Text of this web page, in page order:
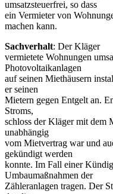
umsatzsteuerfrei, so dass
ein Vermieter von
machen kann.
Sachverhalt: Der Kläger
vermietete Wohnungen
Photovoltaikanlagen
auf seinen Miethäusern
er seinen
Mietern gegen Entgelt an.
Stroms,
schloss der Kläger mit dem
unabhängig
vom Mietvertrag war und
gekündigt werden
konnte. Im Fall einer
Umbaumaßnahmen der
Zähleranlagen tragen. Der